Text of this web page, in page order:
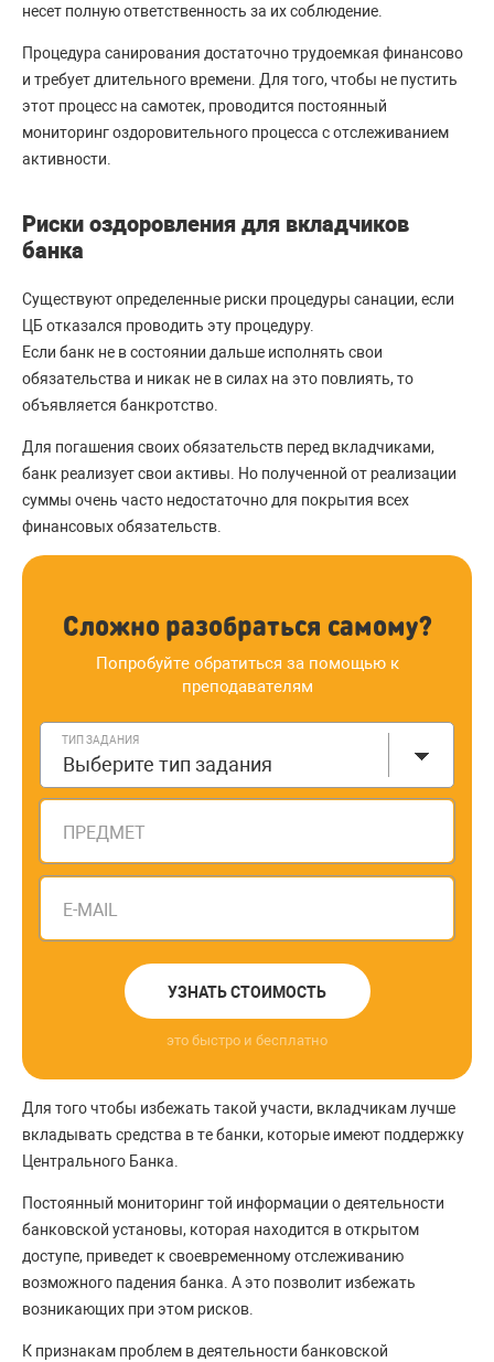
несет полную ответственность за их соблюдение.
Процедура санирования достаточно трудоемкая финансово
и требует длительного времени. Для того, чтобы не пустить
этот процесс на самотек, проводится постоянный
мониторинг оздоровительного процесса с отслеживанием
активности.
Риски оздоровления для вкладчиков
банка
Существуют определенные риски процедуры санации, если
ЦБ отказался проводить эту процедуру.
Если банк не в состоянии дальше исполнять свои
обязательства и никак не в силах на это повлиять, то
объявляется банкротство.
Для погашения своих обязательств перед вкладчиками,
банк реализует свои активы. Но полученной от реализации
суммы очень часто недостаточно для покрытия всех
финансовых обязательств.
Сложно разобраться самому?
Попробуйте обратиться за помощью к
преподавателям
ТИП ЗАДАНИЯ
Выберите тип задания
ПРЕДМЕТ
E-MAIL
УЗНАТЬ СТОИМОСТЬ
это быстро и бесплатно
Для того чтобы избежать такой участи, вкладчикам лучше
вкладывать средства в те банки, которые имеют поддержку
Центрального Банка.
Постоянный мониторинг той информации о деятельности
банковской установы, которая находится в открытом
доступе, приведет к своевременному отслеживанию
возможного падения банка. А это позволит избежать
возникающих при этом рисков.
К признакам проблем в деятельности банковской